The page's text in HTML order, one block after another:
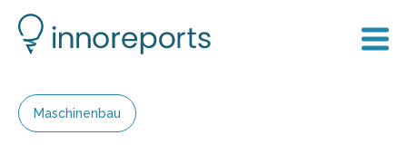
Maschinenbau